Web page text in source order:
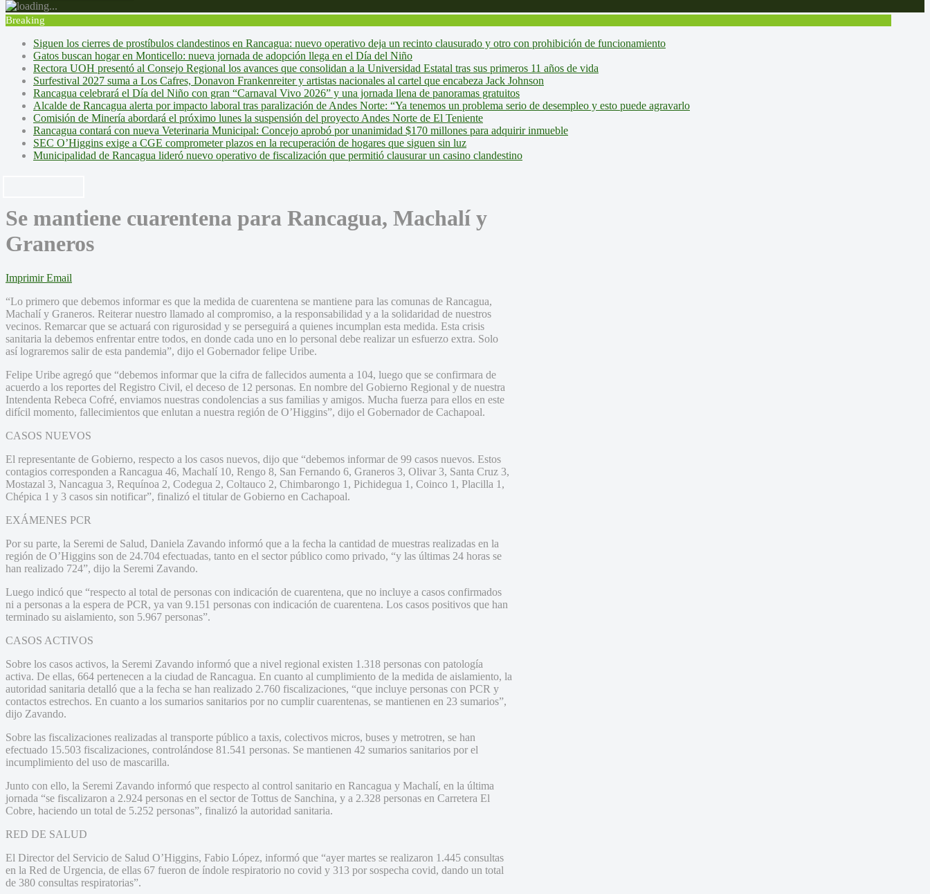
Breaking
Siguen los cierres de prostíbulos clandestinos en Rancagua: nuevo operativo deja un recinto clausurado y otro con prohibición de funcionamiento
Gatos buscan hogar en Monticello: nueva jornada de adopción llega en el Día del Niño
Rectora UOH presentó al Consejo Regional los avances que consolidan a la Universidad Estatal tras sus primeros 11 años de vida
Surfestival 2027 suma a Los Cafres, Donavon Frankenreiter y artistas nacionales al cartel que encabeza Jack Johnson
Rancagua celebrará el Día del Niño con gran “Carnaval Vivo 2026” y una jornada llena de panoramas gratuitos
Alcalde de Rancagua alerta por impacto laboral tras paralización de Andes Norte: “Ya tenemos un problema serio de desempleo y esto puede agravarlo
Comisión de Minería abordará el próximo lunes la suspensión del proyecto Andes Norte de El Teniente
Rancagua contará con nueva Veterinaria Municipal: Concejo aprobó por unanimidad $170 millones para adquirir inmueble
SEC O’Higgins exige a CGE comprometer plazos en la recuperación de hogares que siguen sin luz
Municipalidad de Rancagua lideró nuevo operativo de fiscalización que permitió clausurar un casino clandestino
Se mantiene cuarentena para Rancagua, Machalí y
Graneros
Imprimir Email
“Lo primero que debemos informar es que la medida de cuarentena se mantiene para las comunas de Rancagua,
Machalí y Graneros. Reiterar nuestro llamado al compromiso, a la responsabilidad y a la solidaridad de nuestros
vecinos. Remarcar que se actuará con rigurosidad y se perseguirá a quienes incumplan esta medida. Esta crisis
sanitaria la debemos enfrentar entre todos, en donde cada uno en lo personal debe realizar un esfuerzo extra. Solo
así lograremos salir de esta pandemia”, dijo el Gobernador felipe Uribe.
Felipe Uribe agregó que “debemos informar que la cifra de fallecidos aumenta a 104, luego que se confirmara de
acuerdo a los reportes del Registro Civil, el deceso de 12 personas. En nombre del Gobierno Regional y de nuestra
Intendenta Rebeca Cofré, enviamos nuestras condolencias a sus familias y amigos. Mucha fuerza para ellos en este
difícil momento, fallecimientos que enlutan a nuestra región de O’Higgins”, dijo el Gobernador de Cachapoal.
CASOS NUEVOS
El representante de Gobierno, respecto a los casos nuevos, dijo que “debemos informar de 99 casos nuevos. Estos
contagios corresponden a Rancagua 46, Machalí 10, Rengo 8, San Fernando 6, Graneros 3, Olivar 3, Santa Cruz 3,
Mostazal 3, Nancagua 3, Requínoa 2, Codegua 2, Coltauco 2, Chimbarongo 1, Pichidegua 1, Coinco 1, Placilla 1,
Chépica 1 y 3 casos sin notificar”, finalizó el titular de Gobierno en Cachapoal.
EXÁMENES PCR
Por su parte, la Seremi de Salud, Daniela Zavando informó que a la fecha la cantidad de muestras realizadas en la
región de O’Higgins son de 24.704 efectuadas, tanto en el sector público como privado, “y las últimas 24 horas se
han realizado 724”, dijo la Seremi Zavando.
Luego indicó que “respecto al total de personas con indicación de cuarentena, que no incluye a casos confirmados
ni a personas a la espera de PCR, ya van 9.151 personas con indicación de cuarentena. Los casos positivos que han
terminado su aislamiento, son 5.967 personas”.
CASOS ACTIVOS
Sobre los casos activos, la Seremi Zavando informó que a nivel regional existen 1.318 personas con patología
activa. De ellas, 664 pertenecen a la ciudad de Rancagua. En cuanto al cumplimiento de la medida de aislamiento, la
autoridad sanitaria detalló que a la fecha se han realizado 2.760 fiscalizaciones, “que incluye personas con PCR y
contactos estrechos. En cuanto a los sumarios sanitarios por no cumplir cuarentenas, se mantienen en 23 sumarios”,
dijo Zavando.
Sobre las fiscalizaciones realizadas al transporte público a taxis, colectivos micros, buses y metrotren, se han
efectuado 15.503 fiscalizaciones, controlándose 81.541 personas. Se mantienen 42 sumarios sanitarios por el
incumplimiento del uso de mascarilla.
Junto con ello, la Seremi Zavando informó que respecto al control sanitario en Rancagua y Machalí, en la última
jornada “se fiscalizaron a 2.924 personas en el sector de Tottus de Sanchina, y a 2.328 personas en Carretera El
Cobre, haciendo un total de 5.252 personas”, finalizó la autoridad sanitaria.
RED DE SALUD
El Director del Servicio de Salud O’Higgins, Fabio López, informó que “ayer martes se realizaron 1.445 consultas
en la Red de Urgencia, de ellas 67 fueron de índole respiratorio no covid y 313 por sospecha covid, dando un total
de 380 consultas respiratorias”.